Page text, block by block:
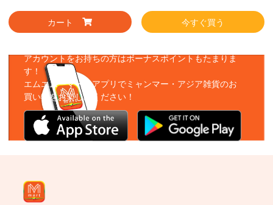
カート 今すぐ買う
アカウントをお持ちの方はボーナスポイントもたまりま
す！
エムエムーマートアプリでミャンマー・アジア雑貨のお
買い物をお楽しみください！